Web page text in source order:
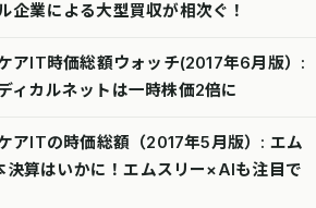
企業による大型買収が相次ぐ！
アIT時価総額ウォッチ(2017年6月版）:
ィカルネットは一時株価2倍に
アITの時価総額（2017年5月版）: エム
決算はいかに！エムスリー×AIも注目で